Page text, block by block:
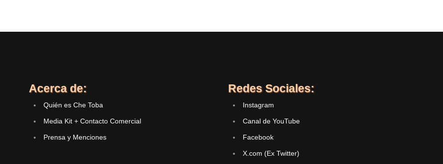
Acerca de:
Quién es Che Toba
Media Kit + Contacto Comercial
Prensa y Menciones
Redes Sociales:
Instagram
Canal de YouTube
Facebook
X.com (Ex Twitter)